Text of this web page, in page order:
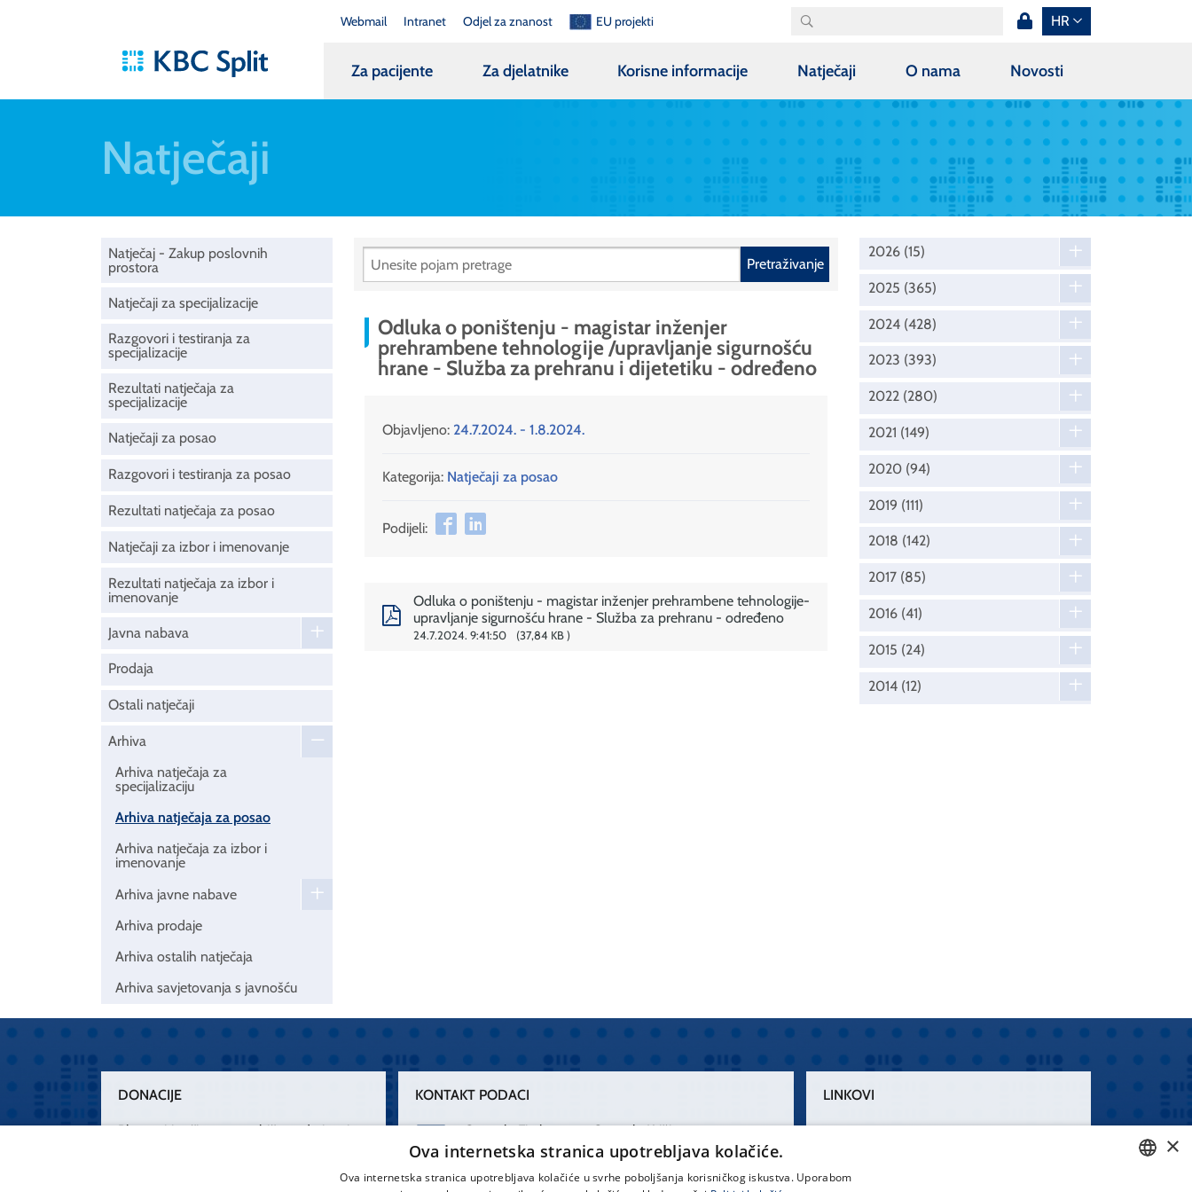
Webmail Intranet Odjel za znanost EU projekti HR
Za pacijente Za djelatnike Korisne informacije Natječaji O nama Novosti
Natječaji
Natječaj - Zakup poslovnih
prostora
Natječaji za specijalizacije
Razgovori i testiranja za
specijalizacije
Rezultati natječaja za
specijalizacije
Natječaji za posao
Razgovori i testiranja za posao
Rezultati natječaja za posao
Natječaji za izbor i imenovanje
Rezultati natječaja za izbor i
imenovanje
Javna nabava
Prodaja
Ostali natječaji
Arhiva
Arhiva natječaja za
specijalizaciju
Arhiva natječaja za posao
Arhiva natječaja za izbor i
imenovanje
Arhiva javne nabave
Arhiva prodaje
Arhiva ostalih natječaja
Arhiva savjetovanja s javnošću
Pretraživanje
Odluka o poništenju - magistar inženjer
prehrambene tehnologije /upravljanje sigurnošću
hrane - Služba za prehranu i dijetetiku - određeno
Objavljeno: 24.7.2024. - 1.8.2024.
Kategorija: Natječaji za posao
Podijeli:
Odluka o poništenju - magistar inženjer prehrambene tehnologije-
upravljanje sigurnošću hrane - Služba za prehranu - određeno
24.7.2024. 9:41:50 37,84 KB
2026 (15)
2025 (365)
2024 (428)
2023 (393)
2022 (280)
2021 (149)
2020 (94)
2019 (111)
2018 (142)
2017 (85)
2016 (41)
2015 (24)
2014 (12)
DONACIJE
Plemenitim činom nesebičnog darivanja
„Zarazimo“ se dobrotom, donirajmo od
KONTAKT PODACI
Centrala Firule
021 556 111
Centrala Križine
021 557 111
LINKOVI
×
Ova internetska stranica upotrebljava kolačiće.
Ova internetska stranica upotrebljava kolačiće u svrhe poboljšanja korisničkog iskustva. Uporabom